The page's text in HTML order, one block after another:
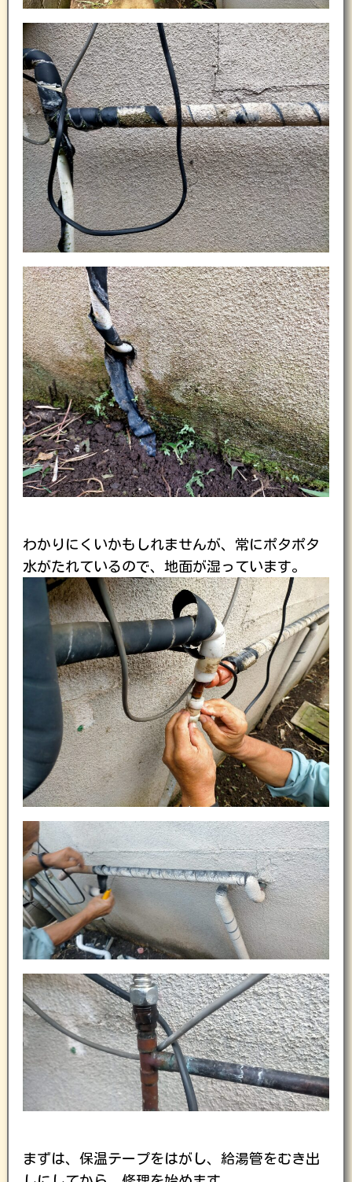
わかりにくいかもしれませんが、常にポタポタ
水がたれているので、地面が湿っています。
まずは、保温テープをはがし、給湯管をむき出